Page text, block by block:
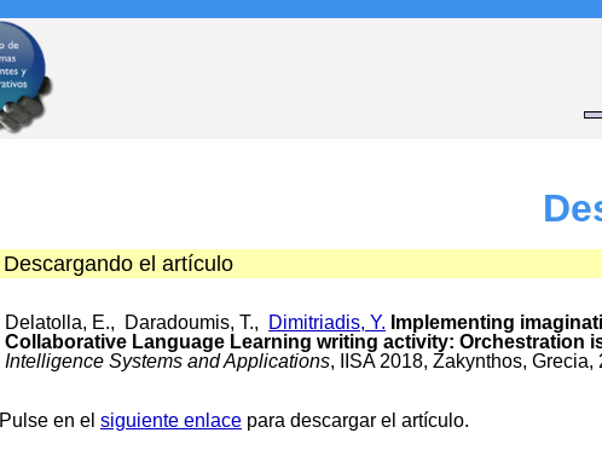
Descargando el artículo
Delatolla, E., Daradoumis, T., Dimitriadis, Y. Implementing
Collaborative Language Learning writing activity: Orchestration
Intelligence Systems and Applications, IISA 2018, Zakynthos,
Pulse en el siguiente enlace para descargar el artículo.